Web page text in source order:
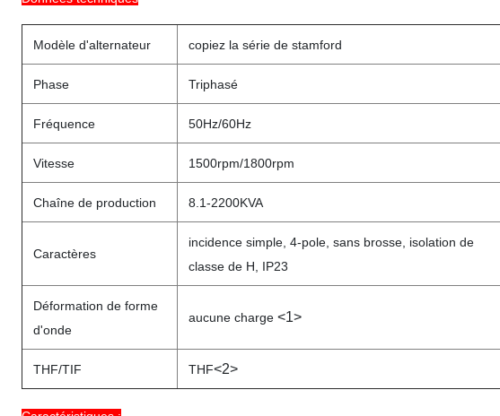
Modèle d'alternateur copiez la série de stamford
Phase Triphasé
Fréquence 50Hz/60Hz
Vitesse 1500rpm/1800rpm
Chaîne de production 8.1-2200KVA
Caractères
incidence simple, 4-pole, sans brosse, isolation de
classe de H, IP23
Déformation de forme
d'onde
aucune charge <1>
THF/TIF THF<2>